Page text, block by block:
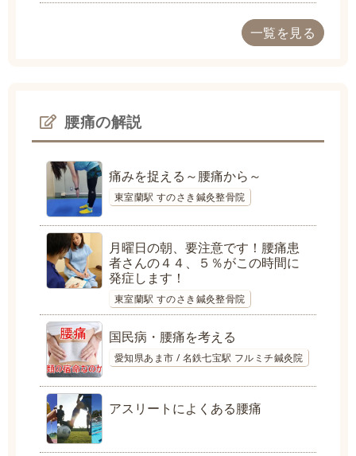
一覧を見る
腰痛の解説
痛みを捉える～腰痛から～
東室蘭駅 すのさき鍼灸整骨院
月曜日の朝、要注意です！腰痛患
者さんの４４、５％がこの時間に
発症します！
東室蘭駅 すのさき鍼灸整骨院
国民病・腰痛を考える
愛知県あま市 / 名鉄七宝駅 フルミチ鍼灸院
アスリートによくある腰痛